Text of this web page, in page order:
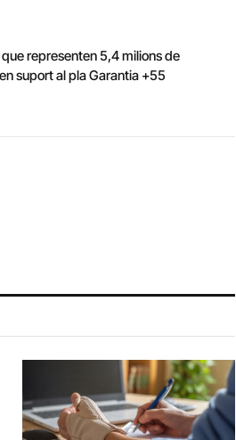
representen 5,4 milions de
suport al pla Garantia +55